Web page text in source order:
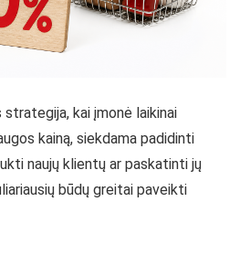
kai įmonė laikinai
kainą, siekdama padidinti
naujų klientų ar paskatinti jų
būdų greitai paveikti